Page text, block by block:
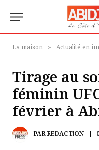
La maison » Actualité en
Tirage au
féminin
février à
PARREDACTION